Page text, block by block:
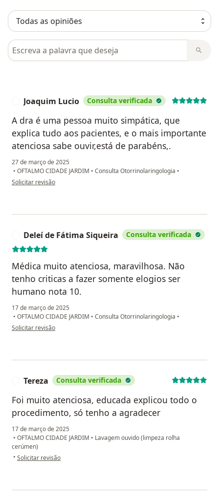
Pesquisar em opiniões
Joaquim Lucio Consulta verificada
A dra é uma pessoa muito simpática, que
explica tudo aos pacientes, e o mais importante
atenciosa sabe ouvir,está de parabéns,.
27 de março de 2025
• OFTALMO CIDADE JARDIM • Consulta Otorrinolaringologia •
na opinião do utilizador Joaquim Lucio
Solicitar revisão
Deleí de Fátima Siqueira Consulta verificada
Médica muito atenciosa, maravilhosa. Não
tenho criticas a fazer somente elogios ser
humano nota 10.
17 de março de 2025
• OFTALMO CIDADE JARDIM • Consulta Otorrinolaringologia •
na opinião do utilizador Deleí de Fátima Siqueira
Solicitar revisão
Tereza Consulta verificada
Foi muito atenciosa, educada explicou todo o
procedimento, só tenho a agradecer
17 de março de 2025
• OFTALMO CIDADE JARDIM • Lavagem ouvido (limpeza rolha
cerúmen)
• na opinião do utilizador Tereza
Solicitar revisão